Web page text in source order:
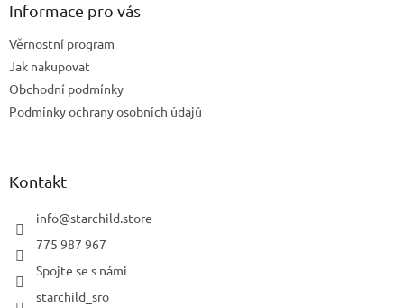
Informace pro vás
Věrnostní program
Jak nakupovat
Obchodní podmínky
Podmínky ochrany osobních údajů
Kontakt
info@starchild.store
775 987 967
Spojte se s námi
starchild_sro